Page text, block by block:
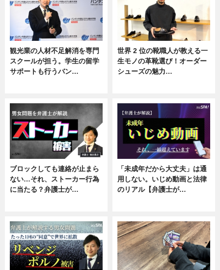
観光業の人材不足解消を専門
スクールが担う。学生の留学
サポートも行うバン…
世界 2 位の靴職人が教える一
生モノの革靴選び！オーダー
シューズの魅力…
ブロックしても連絡が止まら
ない…それ、ストーカー行為
に当たる？弁護士が…
「未成年だから大丈夫」は通
用しない。いじめ動画と法律
のリアル【弁護士が…